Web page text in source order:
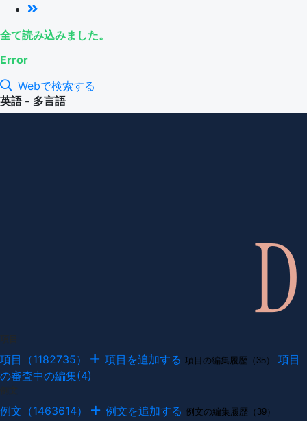
全て読み込みました。
Error
Webで検索する
英語 - 多言語
項目（1182735） 項目を追加する 項目の編集履歴（35）
項目
の審査中の編集(4)
例文（1463614） 例文を追加する 例文の編集履歴（39）